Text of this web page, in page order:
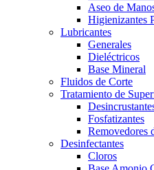
Aseo de
Higienizantes
Lubricantes
Generales
Dieléctricos
Base Mineral
Fluidos de Corte
Tratamiento de
Fosfatizantes
Removedores
Desinfectantes
Cloros